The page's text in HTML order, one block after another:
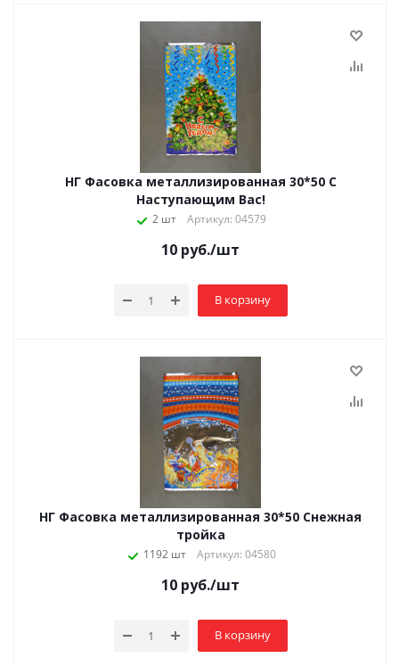
НГ Фасовка металлизированная 30*50 С
Наступающим Вас!
2 шт Артикул: 04579
10 руб./шт
В корзину
НГ Фасовка металлизированная 30*50 Снежная
тройка
1192 шт Артикул: 04580
10 руб./шт
В корзину